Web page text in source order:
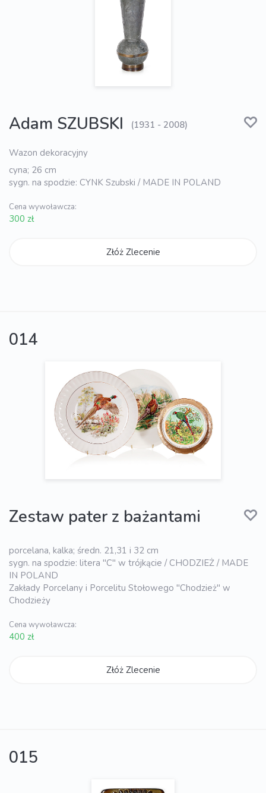
Adam SZUBSKI (1931 - 2008)
Wazon dekoracyjny
cyna; 26 cm
sygn. na spodzie: CYNK Szubski / MADE IN POLAND
Cena wywoławcza:
300 zł
Złóż Zlecenie
014
Zestaw pater z bażantami
porcelana, kalka; średn. 21,31 i 32 cm
sygn. na spodzie: litera "C" w trójkącie / CHODZIEŻ / MADE
IN POLAND
Zakłady Porcelany i Porcelitu Stołowego "Chodzież" w
Chodzieży
Cena wywoławcza:
400 zł
Złóż Zlecenie
015